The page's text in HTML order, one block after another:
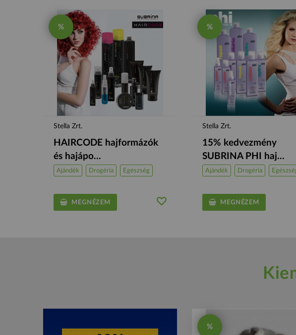
%
Stella Zrt.
HAIRCODE hajformázók
és hajápo...
Ajándék Drogéria Egészség
MEGNÉZEM
%
Stella Zrt.
15% kedvezmény
SUBRINA PHI haj...
Ajándék Drogéria
MEGNÉZEM
%